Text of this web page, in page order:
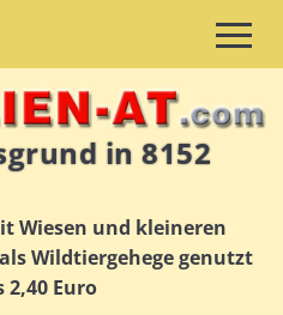
in 8152
Wiesen und kleineren
Wildtiergehege genutzt
Euro